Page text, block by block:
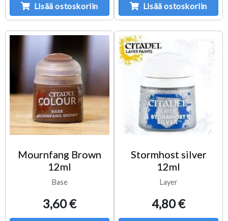
Lisää ostoskoriin Lisää ostoskoriin
Mournfang Brown
12ml
Base
3,60 €
Stormhost silver
12ml
Layer
4,80 €